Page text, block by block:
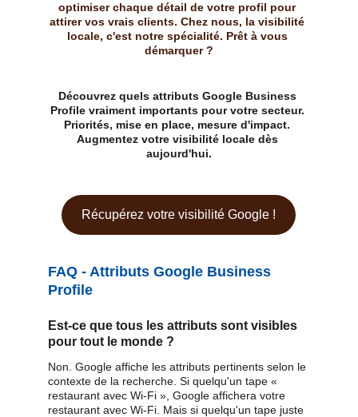
optimiser chaque détail de votre profil pour
attirer vos vrais clients. Chez nous, la visibilité
locale, c'est notre spécialité. Prêt à vous
démarquer ?
Découvrez quels attributs Google Business
Profile vraiment importants pour votre secteur.
Priorités, mise en place, mesure d'impact.
Augmentez votre visibilité locale dès
aujourd'hui.
Récupérez votre visibilité Google !
FAQ - Attributs Google Business
Profile
Est-ce que tous les attributs sont visibles
pour tout le monde ?
Non. Google affiche les attributs pertinents selon le
contexte de la recherche. Si quelqu'un tape «
restaurant avec Wi-Fi », Google affichera votre
restaurant avec Wi-Fi. Mais si quelqu'un tape juste